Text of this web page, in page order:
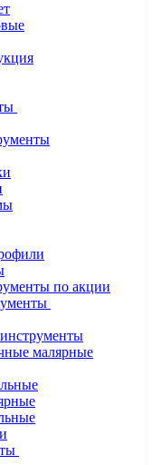
по акции
малярные